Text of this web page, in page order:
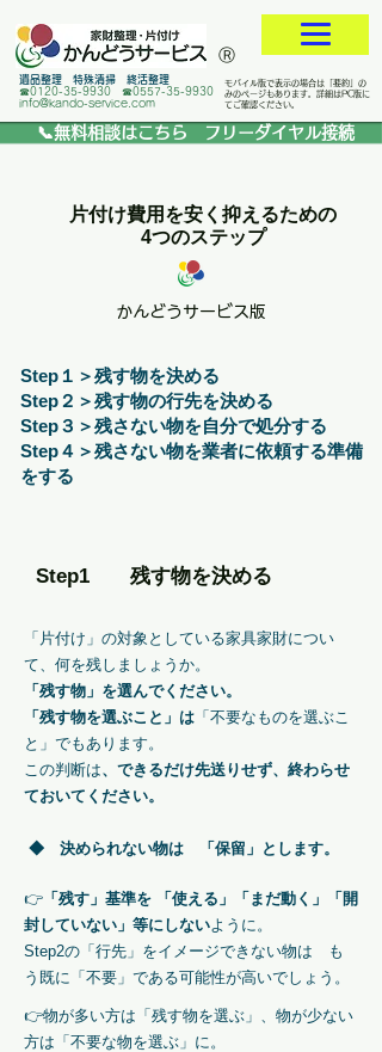
​Ⓡ
遺品整理 特殊清掃 終活整理
☎0120-35-9930 ☎0557-35-9930
info@kando-service.com
モバイル版で表示の場合は「要約」の
みのページもあります。詳細はPC版に
てご確認ください。
📞無料相談はこちら フリーダイヤル接続
片付け費用を安く抑えるための
4つのステップ
かんどうサービス版
Step１＞残す物を決める
Step２＞残す物の行先を決める
Step３＞残さない物を自分で処分する
Step４＞残さない物を業者に依頼する準備
をする
Step1 残す物を決める
「片付け」の対象としている家具家財につい
て、何を残しましょうか。
「残す物」を選んでください。
「残す物を選ぶこと」は 「 不要なものを選ぶこ
と」でもあります。
この判断は、できるだけ先送りせず、終わらせ
ておいてください。
​ ◆ 決められない物は 「保留」とします。
👉 「残す」基準を 「使える」「まだ動く」「開
封していない」等にしないように。
​Step2の「行先」をイメージできない物は も
う既に「不要」である可能性が高いでしょう。
👉物が多い方は「残す物を選ぶ」、物が少ない
方は「不要な物を選ぶ」に。